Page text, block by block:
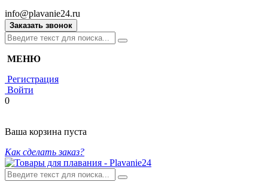
info@plavanie24.ru
Заказать звонок
МЕНЮ
Регистрация
Войти
0
Ваша корзина пуста
Как сделать заказ?